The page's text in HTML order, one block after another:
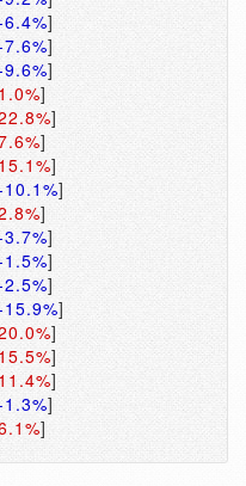
6.4%]
7.6%]
9.6%]
1.0%]
]
]
15.1%]
10.1%]
]
3.7%]
1.5%]
2.5%]
15.9%]
]
15.5%]
]
1.3%]
]